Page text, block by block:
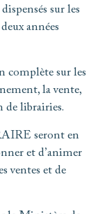
sur les
années
complète sur les
la vente,
de librairies.
seront en
et d’animer
ventes et de